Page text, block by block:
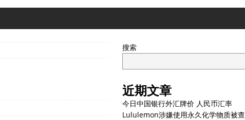
搜索
近期文章
今日中国银行外汇牌价 人民币汇率
Lululemon涉嫌使用永久化学物质被查